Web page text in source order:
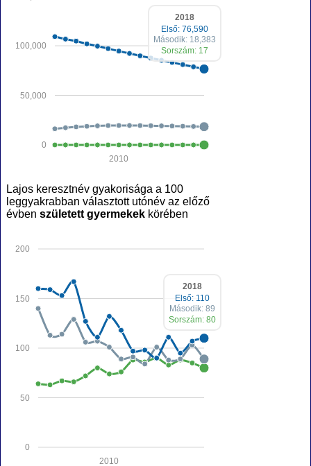
0
50,000
100,000
2010
2018
Első: 76,590
Második: 18,383
Sorszám: 17
Lajos keresztnév gyakorisága a 100
leggyakrabban választott utónév az előző
évben született gyermekek körében
0
50
100
150
200
2010
2018
Első: 110
Második: 89
Sorszám: 80